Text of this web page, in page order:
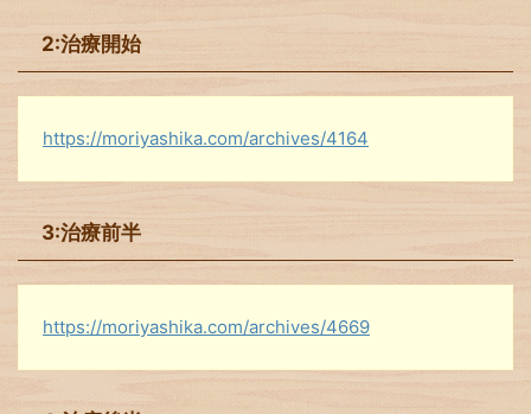
2:治療開始
https://moriyashika.com/archives/4164
3:治療前半
https://moriyashika.com/archives/4669